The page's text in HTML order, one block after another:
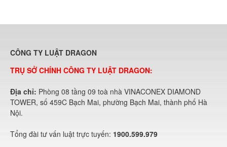
CÔNG TY LUẬT DRAGON
TRỤ SỞ CHÍNH CÔNG TY LUẬT DRAGON:
Địa chỉ: Phòng 08 tầng 09 toà nhà VINACONEX DIAMOND
TOWER, số 459C Bạch Mai, phường Bạch Mai, thành phố Hà
Nội.
Tổng đài tư vấn luật trực tuyến: 1900.599.979